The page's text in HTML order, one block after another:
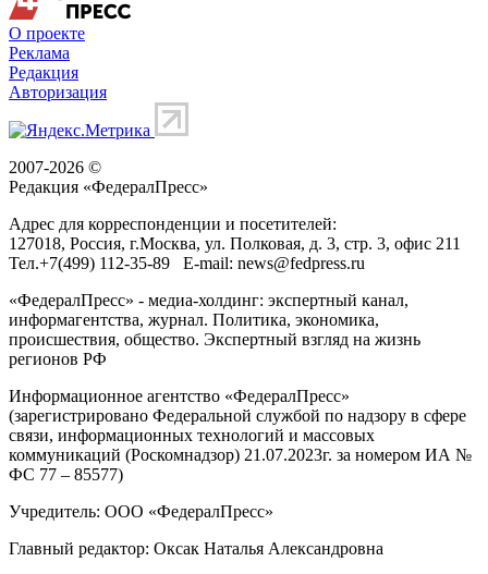
О проекте
Реклама
Редакция
Авторизация
2007-2026 ©
Редакция «ФедералПресс»
Адрес для корреспонденции и посетителей:
127018, Россия, г.Москва, ул. Полковая, д. 3, стр. 3, офис 211
Тел.+7(499) 112-35-89 E-mail: news@fedpress.ru
«ФедералПресс» - медиа-холдинг: экспертный канал,
информагентства, журнал. Политика, экономика,
происшествия, общество. Экспертный взгляд на жизнь
регионов РФ
Информационное агентство «ФедералПресс»
(зарегистрировано Федеральной службой по надзору в сфере
связи, информационных технологий и массовых
коммуникаций (Роскомнадзор) 21.07.2023г. за номером ИА №
ФС 77 – 85577)
Учредитель: ООО «ФедералПресс»
Главный редактор: Оксак Наталья Александровна